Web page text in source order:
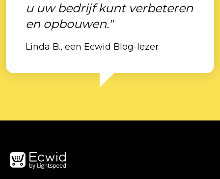
u uw bedrijf kunt verbeteren
en opbouwen."
Linda B., een Ecwid Blog-lezer